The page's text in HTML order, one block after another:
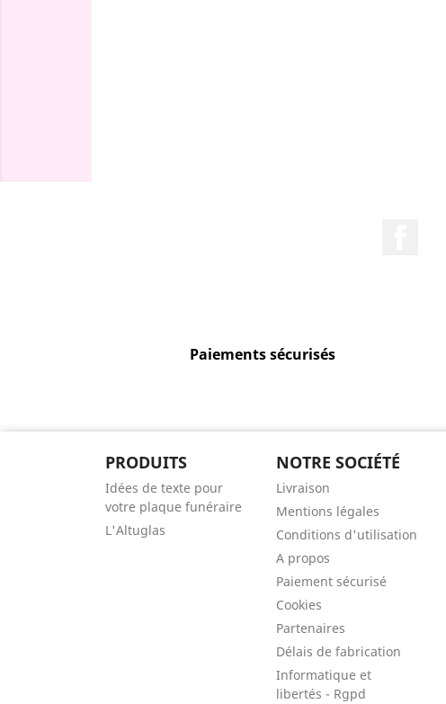
Paiements sécurisés
PRODUITS
Idées de texte pour
votre plaque funéraire
L'Altuglas
NOTRE SOCIÉTÉ
Livraison
Mentions légales
Conditions d'utilisation
A propos
Paiement sécurisé
Cookies
Partenaires
Délais de fabrication
Informatique et
libertés - Rgpd